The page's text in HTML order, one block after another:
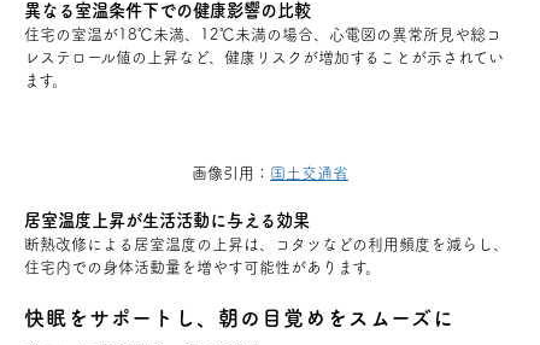
お電話
営業時間: AM9:30-PM8:00
定休: 水曜・第一火曜
公式アカウント
異なる室温条件下での健康影響の比較
住宅の室温が18℃未満、12℃未満の場合、心電図の異常所見や総コ
レステロール値の上昇など、健康リスクが増加することが示されてい
ます。
画像引用： 国土交通省
居室温度上昇が生活活動に与える効果
断熱改修による居室温度の上昇は、コタツなどの利用頻度を減らし、
住宅内での身体活動量を増やす可能性があります。
快眠をサポートし、朝の目覚めをスムーズに